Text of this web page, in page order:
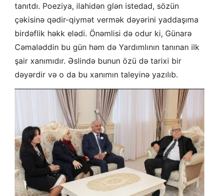
tanıtdı. Poeziya, ilahidən glən istedad, sözün
çəkisinə qədir-qiymət vermək dəyərini yaddaşıma
birdəflik həkk elədi. Önəmlisi də odur ki, Günarə
Cəmaləddin bu gün həm də Yardımlının tanınan ilk
şair xanımıdır. Əslində bunun özü də tarixi bir
dəyərdir və o da bu xanımın taleyinə yazılıb.